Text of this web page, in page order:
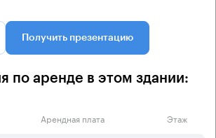
Получить презентацию
по аренде в этом здании:
Арендная плата Этаж